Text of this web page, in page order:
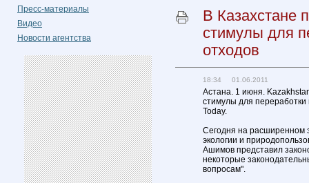
Пресс-материалы
Видео
Новости агентства
В Казахстане
стимулы для
отходов
18:34 01.06.2011
Астана. 1 июня.
стимулы для
Today.
Сегодня на расширенном
экологии и
Ашимов представил
некоторые
вопросам".